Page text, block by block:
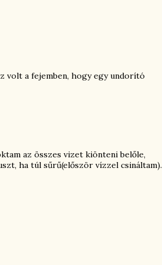
volt a fejemben, hogy egy undorító
az összes vizet kiönteni belőle,
ha túl sűrű(először vízzel csináltam).